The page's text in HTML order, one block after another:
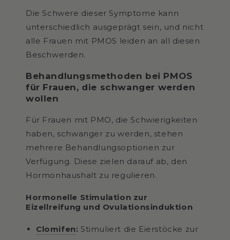
Die Schwere dieser Symptome kann
unterschiedlich ausgeprägt sein, und nicht
alle Frauen mit PMOS leiden an all diesen
Beschwerden.
Behandlungsmethoden bei PMOS
für Frauen, die schwanger werden
wollen
Für Frauen mit PMO, die Schwierigkeiten
haben, schwanger zu werden, stehen
mehrere Behandlungsoptionen zur
Verfügung. Diese zielen darauf ab, den
Hormonhaushalt zu regulieren.
Hormonelle Stimulation zur
Eizellreifung und Ovulationsinduktion
Clomifen: Stimuliert die Eierstöcke zur